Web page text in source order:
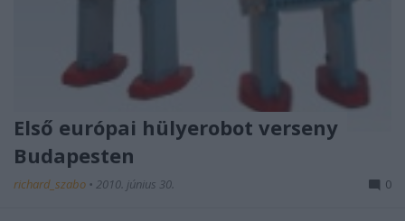
Első európai hülyerobot verseny
Budapesten
richard_szabo • 2010. június 30. 0